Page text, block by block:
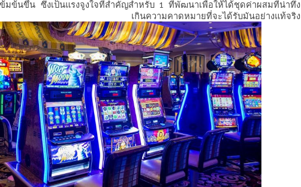
มข้นขึ้น ซึ่งเป็นแรงจูงใจที่สำคัญสำหรับ1ที่พัฒนาเพื่อให้ได้ชุดค่าผสมที่น่าทึ่ง
เกินความคาดหมายที่จะได้รับมันอย่างแท้จริง